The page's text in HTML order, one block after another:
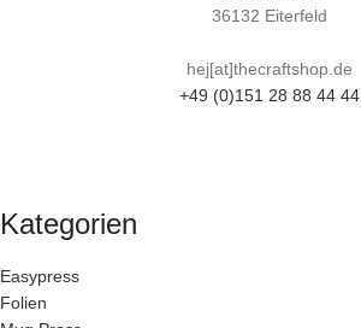
36132 Eiterfeld
hej[at]thecraftshop.de
+49 (0)151 28 88 44 44
Kategorien
Easypress
Folien